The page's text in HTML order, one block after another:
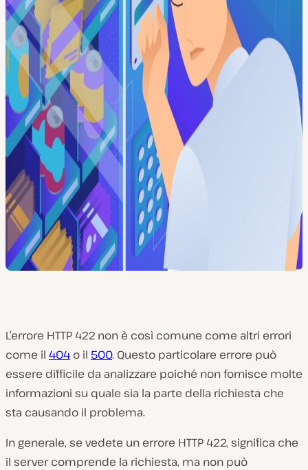
L’errore HTTP 422 non è così comune come altri errori
come il 404 o il 500. Questo particolare errore può
essere difficile da analizzare poiché non fornisce molte
informazioni su quale sia la parte della richiesta che
sta causando il problema.
In generale, se vedete un errore HTTP 422, significa che
il server comprende la richiesta, ma non può